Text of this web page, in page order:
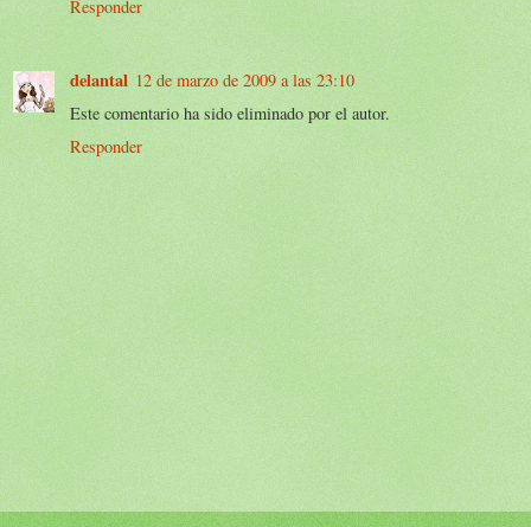
Responder
delantal 12 de marzo de 2009 a las 23:10
Este comentario ha sido eliminado por el autor.
Responder